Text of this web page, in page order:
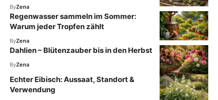
ByZena
Regenwasser sammeln im Sommer:
Warum jeder Tropfen zählt
ByZena
Dahlien – Blütenzauber bis in den Herbst
ByZena
Echter Eibisch: Aussaat, Standort &
Verwendung